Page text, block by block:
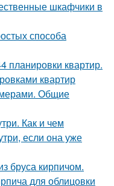
шкафчики в
способа
планировки квартир.
квартир
Общие
Как и чем
если она уже
бруса кирпичом.
для облицовки